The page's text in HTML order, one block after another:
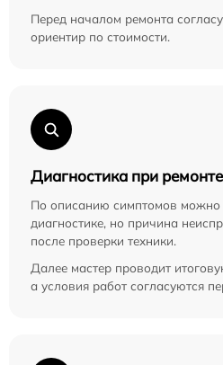
Перед началом ремонта
ориентир по стоимости.
Диагностика при ремонте
По описанию симптомов можно
диагностике, но причина
после проверки техники.
Далее мастер проводит
а условия работ согласуются